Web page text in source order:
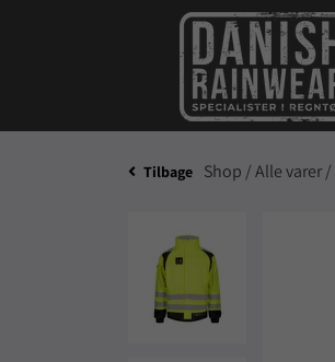
Tilbage Shop /Alle varer /